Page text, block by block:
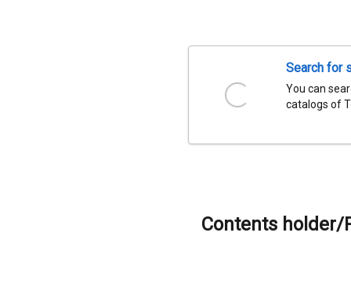
Search for
You can
catalogs of
Contents holder/